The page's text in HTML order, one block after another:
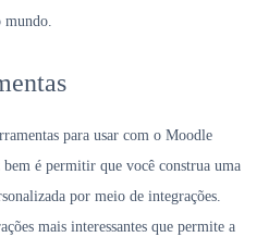
mundo.
para usar com o Moodle
é permitir que você construa uma
por meio de integrações.
mais interessantes que permite a